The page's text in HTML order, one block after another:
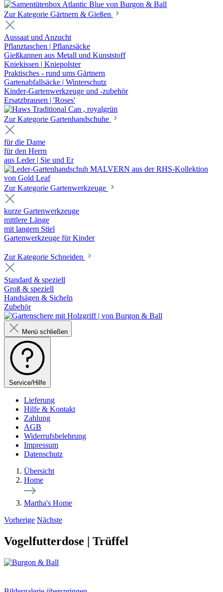
Zur Kategorie Gärtnern & Gießen
Aussaat und Anzucht
Pflanztaschen | Pflanzsäcke
Gießkannen aus Metall und Kunststoff
Kniekissen | Kniepolster
Praktisches - rund ums Gärtnern
Gartenabfallsäcke | Winterschutz
Kinder-Gartenwerkzeuge und -zubehör
Ersatzbrausen | 'Roses'
Zur Kategorie Gartenhandschuhe
für die Dame
für den Herrn
aus Leder | Sie und Er
Zur Kategorie Gartenwerkzeuge
kurze Gartenwerkzeuge
mittlere Länge
mit langem Stiel
Gartenwerkzeuge für Kinder
Zur Kategorie Schneiden
Standard & speziell
Groß & speziell
Handsägen & Sicheln
Zubehör
Menü schließen
Service/Hilfe
Lieferung
Hilfe & Kontakt
Zahlung
AGB
Widerrufsbelehrung
Impressum
Datenschutz
Übersicht
Home
Martha's Home
Vorherige Nächste
Vogelfutterdose | Trüffel